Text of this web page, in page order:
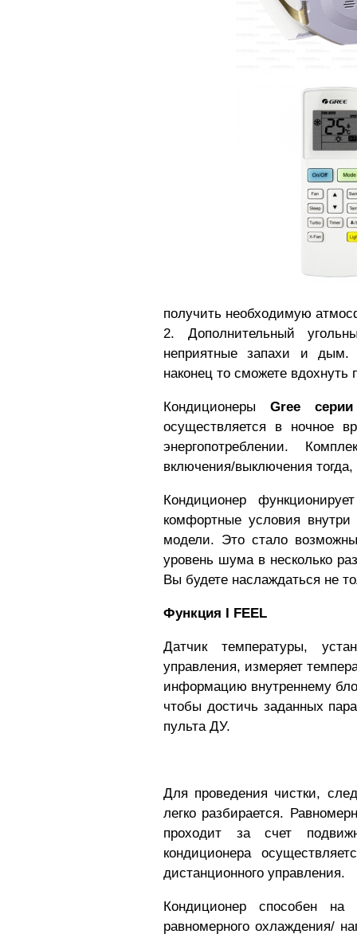
получить необходимую
2. Дополнительный
неприятные запахи и дым.
наконец то сможете вдохнуть
КондиционерыGree
осуществляется в ночное
энергопотреблении.
включения/выключения тогда,
Кондиционер
комфортные условия
модели. Это стало
уровень шума в несколько
Вы будете наслаждаться не
Функция I FEEL
Датчик температуры,
управления, измеряет
информацию внутреннему
чтобы достичь заданных
пульта ДУ.
Для проведения чистки,
легко разбирается.
проходит за счет
кондиционера
дистанционного управления.
Кондиционер способен
равномерного охлаждения/